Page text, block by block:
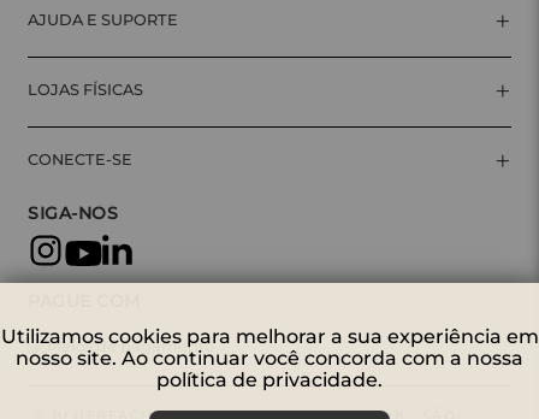
AJUDA E SUPORTE +
LOJAS FÍSICAS +
CONECTE-SE +
SIGA-NOS
Utilizamos cookies para melhorar a sua experiência em
nosso site. Ao continuar você concorda com a nossa
política de privacidade.